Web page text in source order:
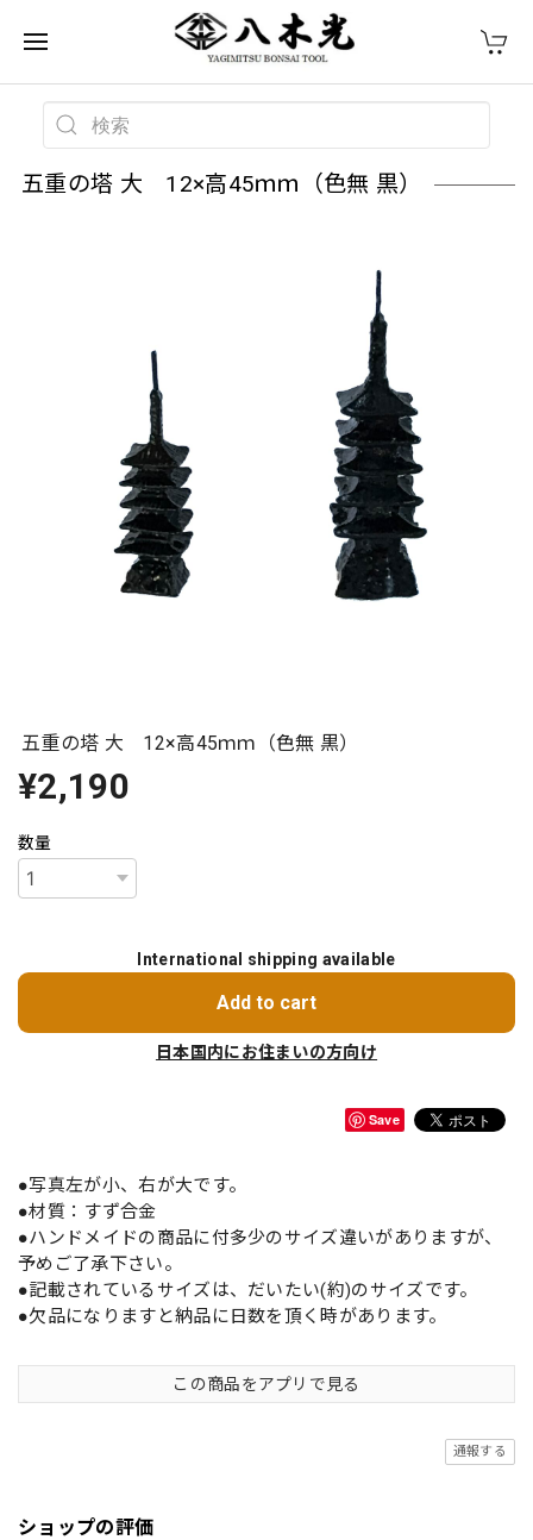
五重の塔 大 12×高45ｍｍ（色無 黒）
五重の塔 大 12×高45ｍｍ（色無 黒）
¥2,190
数量
International shipping available
Add to cart
日本国内にお住まいの方向け
Save
●写真左が小、右が大です。
●材質：すず合金
●ハンドメイドの商品に付多少のサイズ違いがありますが、
予めご了承下さい。
●記載されているサイズは、だいたい(約)のサイズです。
●欠品になりますと納品に日数を頂く時があります。
この商品をアプリで見る
通報する
ショップの評価